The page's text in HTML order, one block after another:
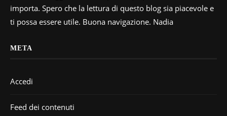
importa. Spero che la lettura di questo blog sia piacevole e
ti possa essere utile. Buona navigazione. Nadia
META
Accedi
Feed dei contenuti